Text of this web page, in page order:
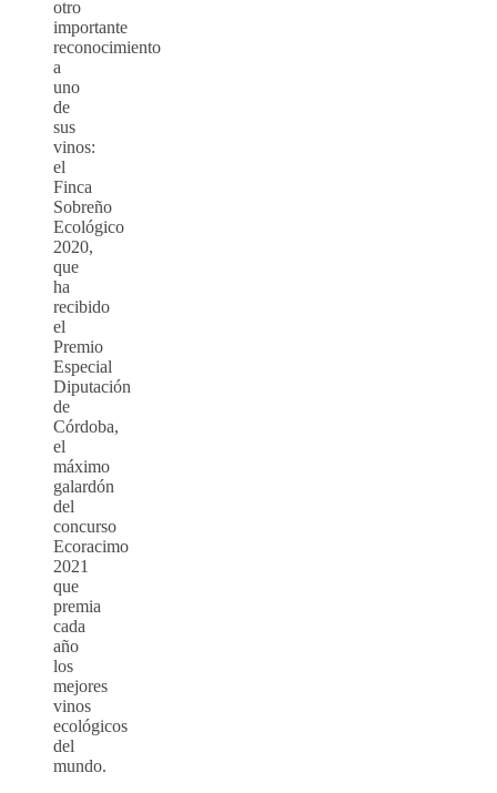
otro
importante
reconocimiento
a
uno
de
sus
vinos:
el
Finca
Sobreño
Ecológico
2020,
que
ha
recibido
el
Premio
Especial
Diputación
de
Córdoba,
el
máximo
galardón
del
concurso
Ecoracimo
2021
que
premia
cada
año
los
mejores
vinos
ecológicos
del
mundo.